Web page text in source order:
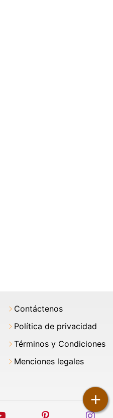
+
Contáctenos
Política de privacidad
Términos y Condiciones
Menciones legales
youtube pinterest